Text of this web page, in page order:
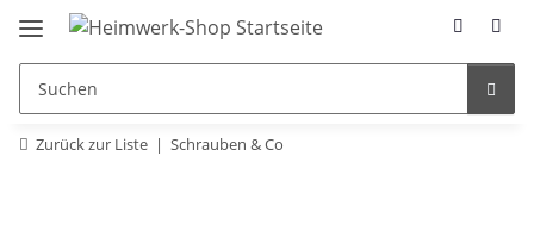
Zurück zur Liste Schrauben & Co